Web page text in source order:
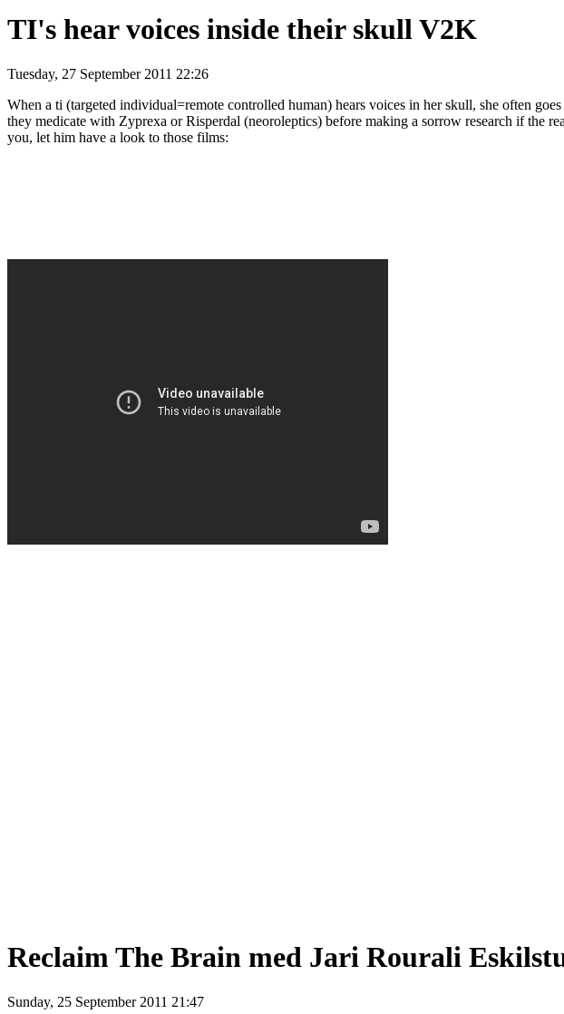
TI's hear voices inside their skull V2K
Tuesday, 27 September 2011 22:26
When a ti (targeted individual=remote controlled human) hears voices in her skull, she often
they medicate with Zyprexa or Risperdal (neoroleptics) before making a sorrow research if the
you, let him have a look to those films:
Reclaim The Brain med Jari Rourali
Sunday, 25 September 2011 21:47